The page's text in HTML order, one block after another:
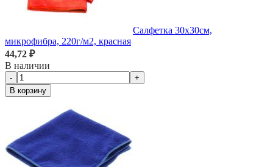
Салфетка 30х30см,
микрофибра, 220г/м2, красная
44,72 ₽
В наличии
-
+
В корзину